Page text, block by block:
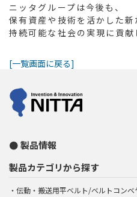
ニッタグループは今後も、
保有資産や技術を活かした新
持続可能な社会の実現に貢献
[一覧画面に戻る]
製品情報
製品カテゴリから探す
伝動・搬送用平ベルト/ベルトコンベ